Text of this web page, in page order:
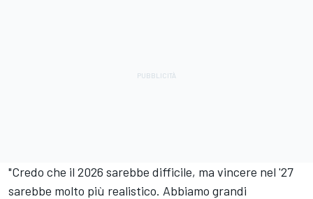
"Credo che il 2026 sarebbe difficile, ma vincere nel '27
sarebbe molto più realistico. Abbiamo grandi